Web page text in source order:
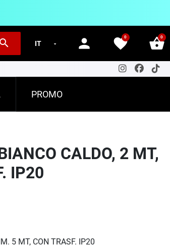
search person favorite
0 shopping_basket
0
PROMO
CALDO, 2 MT,
IP20
5 MT, CON TRASF. IP20